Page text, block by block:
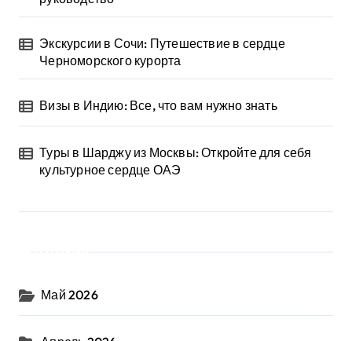
Экскурсии в Сочи: Путешествие в сердце
Черноморского курорта
Визы в Индию: Все, что вам нужно знать
Туры в Шарджу из Москвы: Откройте для себя
культурное сердце ОАЭ
Май 2026